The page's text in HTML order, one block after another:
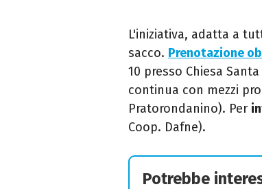
L'iniziativa, adatta a
sacco. Prenotazione
10 presso Chiesa
continua con mezzi
Pratorondanino). Per
Coop. Dafne).
Potrebbe